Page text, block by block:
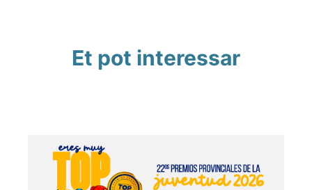
Et pot interessar